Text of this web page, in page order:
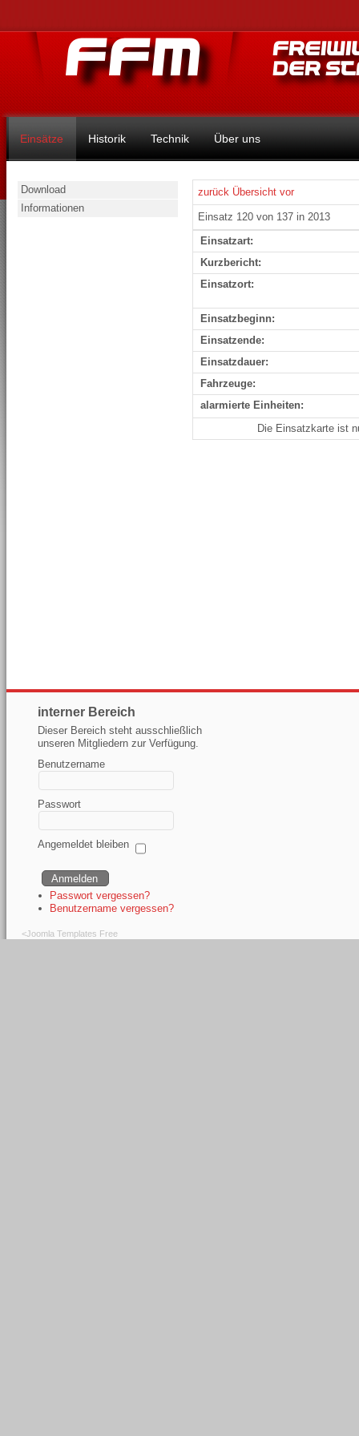
Einsätze Historik Technik Über uns
Download
Informationen
zurück Übersicht vor
Einsatz 120 von 137 in 2013
Einsatzart:
Kurzbericht:
Einsatzort:
Einsatzbeginn:
Einsatzende:
Einsatzdauer:
Fahrzeuge:
alarmierte Einheiten:
Die Einsatzkarte ist
interner Bereich
Dieser Bereich steht ausschließlich
unseren Mitgliedern zur Verfügung.
Benutzername
Passwort
Angemeldet bleiben
Passwort vergessen?
Benutzername vergessen?
<Joomla Templates Free